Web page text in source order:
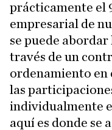
prácticamente el
empresarial de
se puede abordar
través de un
ordenamiento
las
individualmente
aquí es donde se